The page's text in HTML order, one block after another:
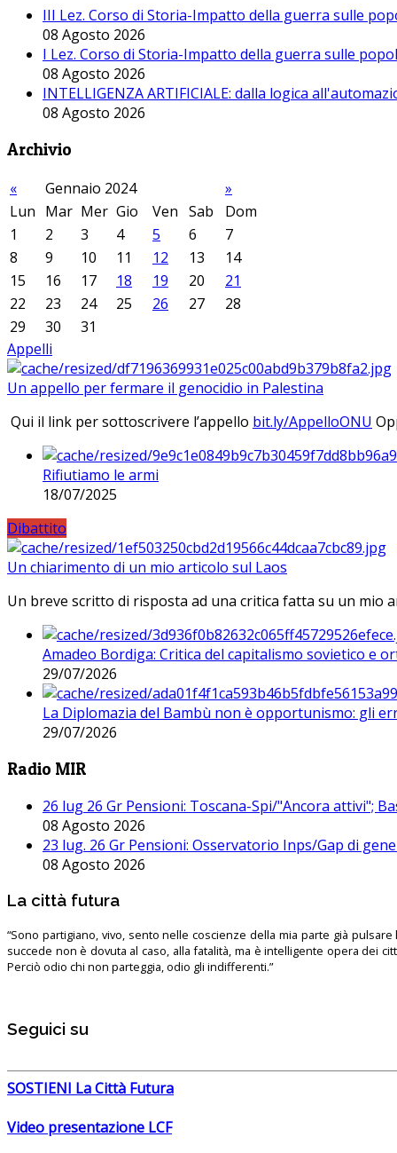
III Lez. Corso di Storia-Impatto della guerra sulle
08 Agosto 2026
I Lez. Corso di Storia-Impatto della guerra sulle
08 Agosto 2026
INTELLIGENZA ARTIFICIALE: dalla logica
08 Agosto 2026
Archivio
« Gennaio 2024
»
Lun Mar Mer Gio Ven Sab
Dom
1
2 3 4 5 6
7
8
9 10 11 12 13
14
15
16 17 18 19 20
21
22
23 24 25 26 27
28
29
30
31
Appelli
Un appello per fermare il genocidio in Palestina
Qui il link per sottoscrivere l’appello bit.ly/AppelloONU
Rifiutiamo le armi
18/07/2025
Dibattito
Un chiarimento di un mio articolo sul Laos
Un breve scritto di risposta ad una critica fatta su un mio
Amadeo Bordiga: Critica del capitalismo sovietico e
29/07/2026
La Diplomazia del Bambù non è opportunismo: gli
29/07/2026
Radio MIR
26 lug 26 Gr Pensioni: Toscana-Spi/"Ancora attivi";
08 Agosto 2026
23 lug. 26 Gr Pensioni: Osservatorio Inps/Gap di
08 Agosto 2026
La città futura
“Sono partigiano, vivo, sento nelle coscienze della mia parte già pulsare
succede non è dovuta al caso, alla fatalità, ma è intelligente opera dei
Perciò odio chi non parteggia, odio gli indifferenti.”
Seguici su
SOSTIENI La Città Futura
Video presentazione LCF